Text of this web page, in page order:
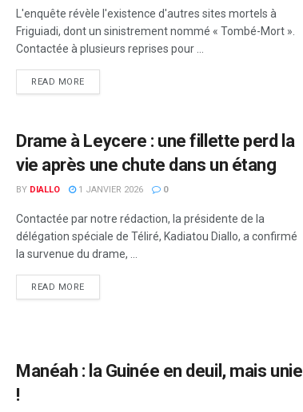
L'enquête révèle l'existence d'autres sites mortels à
Friguiadi, dont un sinistrement nommé « Tombé-Mort ».
Contactée à plusieurs reprises pour ...
READ MORE
Drame à Leycere : une fillette perd la
vie après une chute dans un étang
BY DIALLO 1 JANVIER 2026 0
Contactée par notre rédaction, la présidente de la
délégation spéciale de Téliré, Kadiatou Diallo, a confirmé
la survenue du drame, ...
READ MORE
Manéah : la Guinée en deuil, mais unie
!